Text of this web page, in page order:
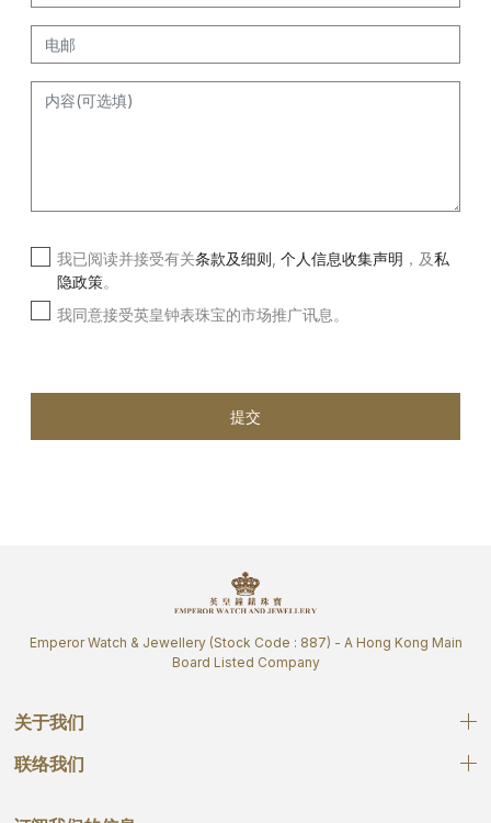
我已阅读并接受有关条款及细则 个人信息收集声明 ，及私
隐政策。
我同意接受英皇钟表珠宝的市场推广讯息。
提交
Emperor Watch & Jewellery (Stock Code : 887) - A Hong Kong Main
Board Listed Company
关于我们
联络我们